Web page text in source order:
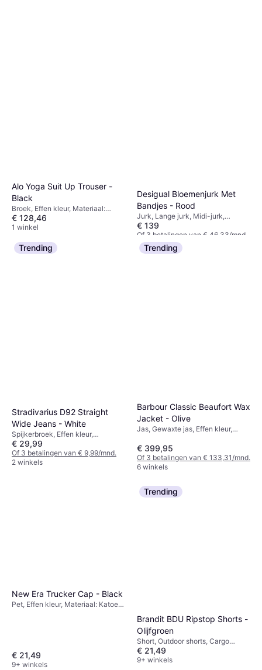
Alo Yoga Suit Up Trouser -
Black
Broek, Effen kleur, Materiaal:
Elastaan/Lycra/Spandex,
Polyester, Rekbaar
€ 128,46
1 winkel
Desigual Bloemenjurk Met
Bandjes - Rood
Jurk, Lange jurk, Midi-jurk,
Bloemen, Effen kleur, Materiaal:
Polyester
€ 139
Of 3 betalingen van € 46,33/mnd.
4 winkels
Trending
Stradivarius D92 Straight
Wide Jeans - White
Spijkerbroek, Effen kleur,
Materiaal: Katoen
€ 29,99
Of 3 betalingen van € 9,99/mnd.
2 winkels
Trending
Barbour Classic Beaufort Wax
Jacket - Olive
Jas, Gewaxte jas, Effen kleur,
Ribfluweel, Winddicht, Gewaxt,
Gevoerd, Afneembare Capuchon,
Zakken, Waterafstotend
€ 399,95
Of 3 betalingen van € 133,31/mnd.
6 winkels
New Era Trucker Cap - Black
Pet, Effen kleur, Materiaal: Katoen,
€ 21,49
9+ winkels
Trending
Brandit BDU Ripstop Shorts -
Olijfgroen
Short, Outdoor shorts, Cargo
shorts, Geruit, Effen kleur,
Camouflage, Materiaal: Stof,
€ 21,49
9+ winkels